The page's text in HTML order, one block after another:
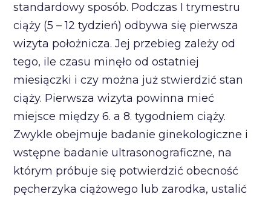
standardowy sposób. Podczas I trymestru
ciąży (5 – 12 tydzień) odbywa się pierwsza
wizyta położnicza. Jej przebieg zależy od
tego, ile czasu minęło od ostatniej
miesiączki i czy można już stwierdzić stan
ciąży. Pierwsza wizyta powinna mieć
miejsce między 6. a 8. tygodniem ciąży.
Zwykle obejmuje badanie ginekologiczne i
wstępne badanie ultrasonograficzne, na
którym próbuje się potwierdzić obecność
pęcherzyka ciążowego lub zarodka, ustalić